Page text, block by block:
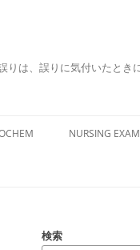
は、誤りに気付いたとき
NURSING EXAM
検索